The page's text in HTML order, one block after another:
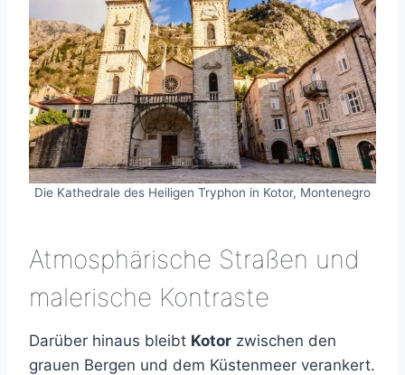
Die Kathedrale des Heiligen Tryphon in Kotor, Montenegro
Atmosphärische Straßen und
malerische Kontraste
Darüber hinaus bleibt Kotor zwischen den
grauen Bergen und dem Küstenmeer verankert.